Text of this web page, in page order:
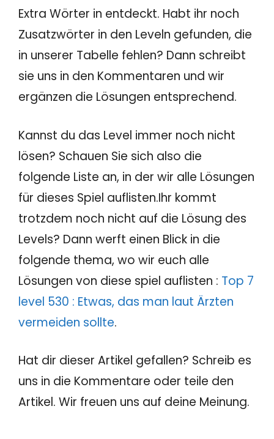
Extra Wörter in entdeckt. Habt ihr noch
Zusatzwörter in den Leveln gefunden, die
in unserer Tabelle fehlen? Dann schreibt
sie uns in den Kommentaren und wir
ergänzen die Lösungen entsprechend.
Kannst du das Level immer noch nicht
lösen? Schauen Sie sich also die
folgende Liste an, in der wir alle Lösungen
für dieses Spiel auflisten.Ihr kommt
trotzdem noch nicht auf die Lösung des
Levels? Dann werft einen Blick in die
folgende thema, wo wir euch alle
Lösungen von diese spiel auflisten : Top 7
level 530 : Etwas, das man laut Ärzten
vermeiden sollte.
Hat dir dieser Artikel gefallen? Schreib es
uns in die Kommentare oder teile den
Artikel. Wir freuen uns auf deine Meinung.